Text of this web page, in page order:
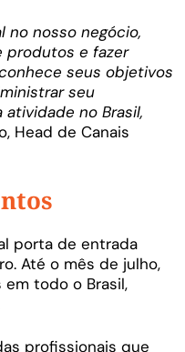
no nosso negócio,
produtos e fazer
seus objetivos
seu
no Brasil,
Head de Canais
porta de entrada
Até o mês de julho,
em todo o Brasil,
profissionais que